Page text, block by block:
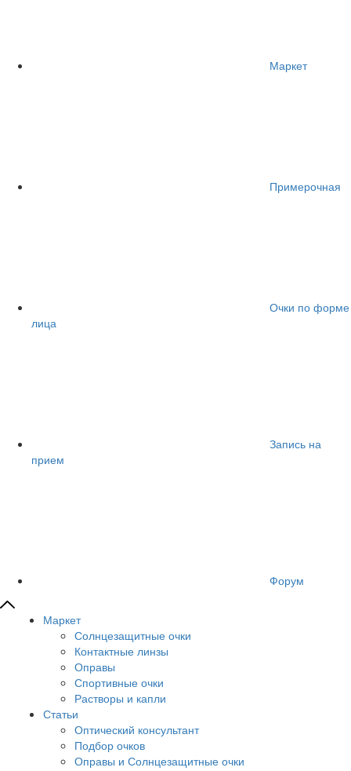
Маркет
Примерочная
Очки по форме
лица
Запись на
прием
Форум
Маркет
Солнцезащитные очки
Контактные линзы
Оправы
Спортивные очки
Растворы и капли
Статьи
Оптический консультант
Подбор очков
Оправы и Солнцезащитные очки